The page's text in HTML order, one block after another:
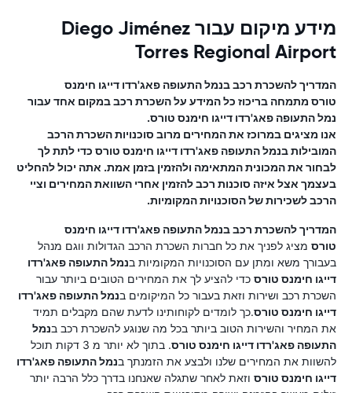
מידע מיקום עבור Diego Jiménez
Torres Regional Airport
המדריך להשכרת רכב בנמל התעופה פאג'רדו דייגו חימנס
טורס מתמחה בריכוז כל המידע על השכרת רכב במקום אחד עבור
נמל התעופה פאג'רדו דייגו חימנס טורס.
אנו מציגים במרוכז את המחירים מרוב סוכנויות השכרת הרכב
המובילות בנמל התעופה פאג'רדו דייגו חימנס טורס כדי לתת לך
לבחור את המכונית המתאימה ולהזמין בזמן אמת. אתה יכול להחליט
בעצמך אצל איזה סוכנות רכב להזמין אחרי השוואת המחירים וציי
הרכב לשכירות של הסוכנויות המקומיות.
המדריך להשכרת רכב בנמל התעופה פאג'רדו דייגו חימנס
טורס מציג לפניך את כל חברות השכרת הרכב הגדולות ווגם מנהל
בעבורך משא ומתן עם הסוכנויות המקומיות בנמל התעופה פאג'רדו
דייגו חימנס טורס כדי להציע לך את המחירים הטובים ביותר עבור
השכרת רכב ושירות וזאת בעבור כל המיקומים בנמל התעופה פאג'רדו
דייגו חימנס טורס.כך לומדים לקוחותינו לדעת שהם מקבלים תמיד
את המחיר והשירות הטוב ביותר בכל מה שנוגע להשכרת רכב בנמל
התעופה פאג'רדו דייגו חימנס טורס
. בתוך לא יותר מ 3 דקות תוכל
להשוות את המחירים שלנו ולבצע את הזמנתך בנמל התעופה פאג'רדו
דייגו חימנס טורס וזאת לאחר שתגלה שאנחנו בדרך כלל הרבה יותר